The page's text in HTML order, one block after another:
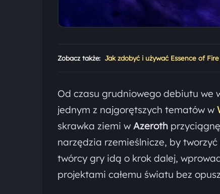
Zobacz także: Jak zdobyć i używać Essence of
Od czasu grudniowego debiutu we
jednym z najgorętszych tematów w
skrawka ziemi w Azeroth
narzędzia rzemieślnicze, by
twórcy gry idą o krok dalej,
projektami całemu światu bez